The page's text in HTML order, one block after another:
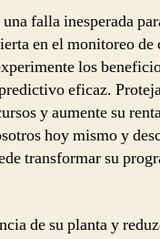
falla inesperada
en el monitoreo de
los
eficaz.
y aumente su
hoy mismo y
transformar su
de su planta y